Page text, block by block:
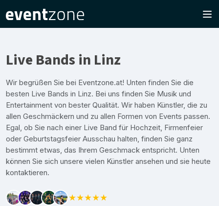
Live Bands in Linz
Wir begrüßen Sie bei Eventzone.at! Unten finden Sie die
besten Live Bands in Linz. Bei uns finden Sie Musik und
Entertainment von bester Qualität. Wir haben Künstler, die zu
allen Geschmäckern und zu allen Formen von Events passen.
Egal, ob Sie nach einer Live Band für Hochzeit, Firmenfeier
oder Geburtstagsfeier Ausschau halten, finden Sie ganz
bestimmt etwas, das Ihrem Geschmack entspricht. Unten
können Sie sich unsere vielen Künstler ansehen und sie heute
kontaktieren.
★★★★★